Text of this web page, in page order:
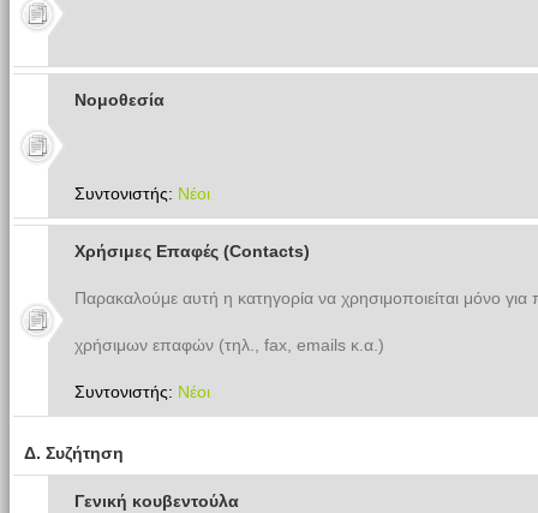
Νομοθεσία
Συντονιστής: Νέοι
Χρήσιμες Επαφές (Contacts)
Παρακαλούμε αυτή η κατηγορία να χρησιμοποιείται μόνο
χρήσιμων επαφών (τηλ., fax, emails κ.α.)
Συντονιστής: Νέοι
Δ. Συζήτηση
Γενική κουβεντούλα